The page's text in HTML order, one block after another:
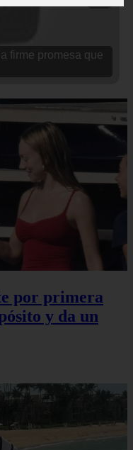
firme promesa que
por primera
y da un